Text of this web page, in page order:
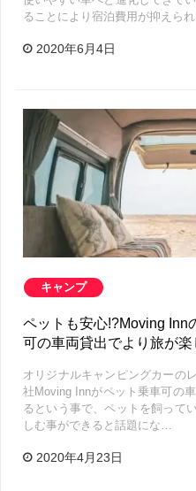
ることにより宿泊費用が抑えら
2020年6月4日
キャンプ
ペットも安心!?Moving Inn
可の車両貸出でより旅が楽
オリジナルキャンピングカーの
社Moving Innがペット乗車可の
るという事で、ペットを飼って
しむ事ができると話題にな…
2020年4月23日